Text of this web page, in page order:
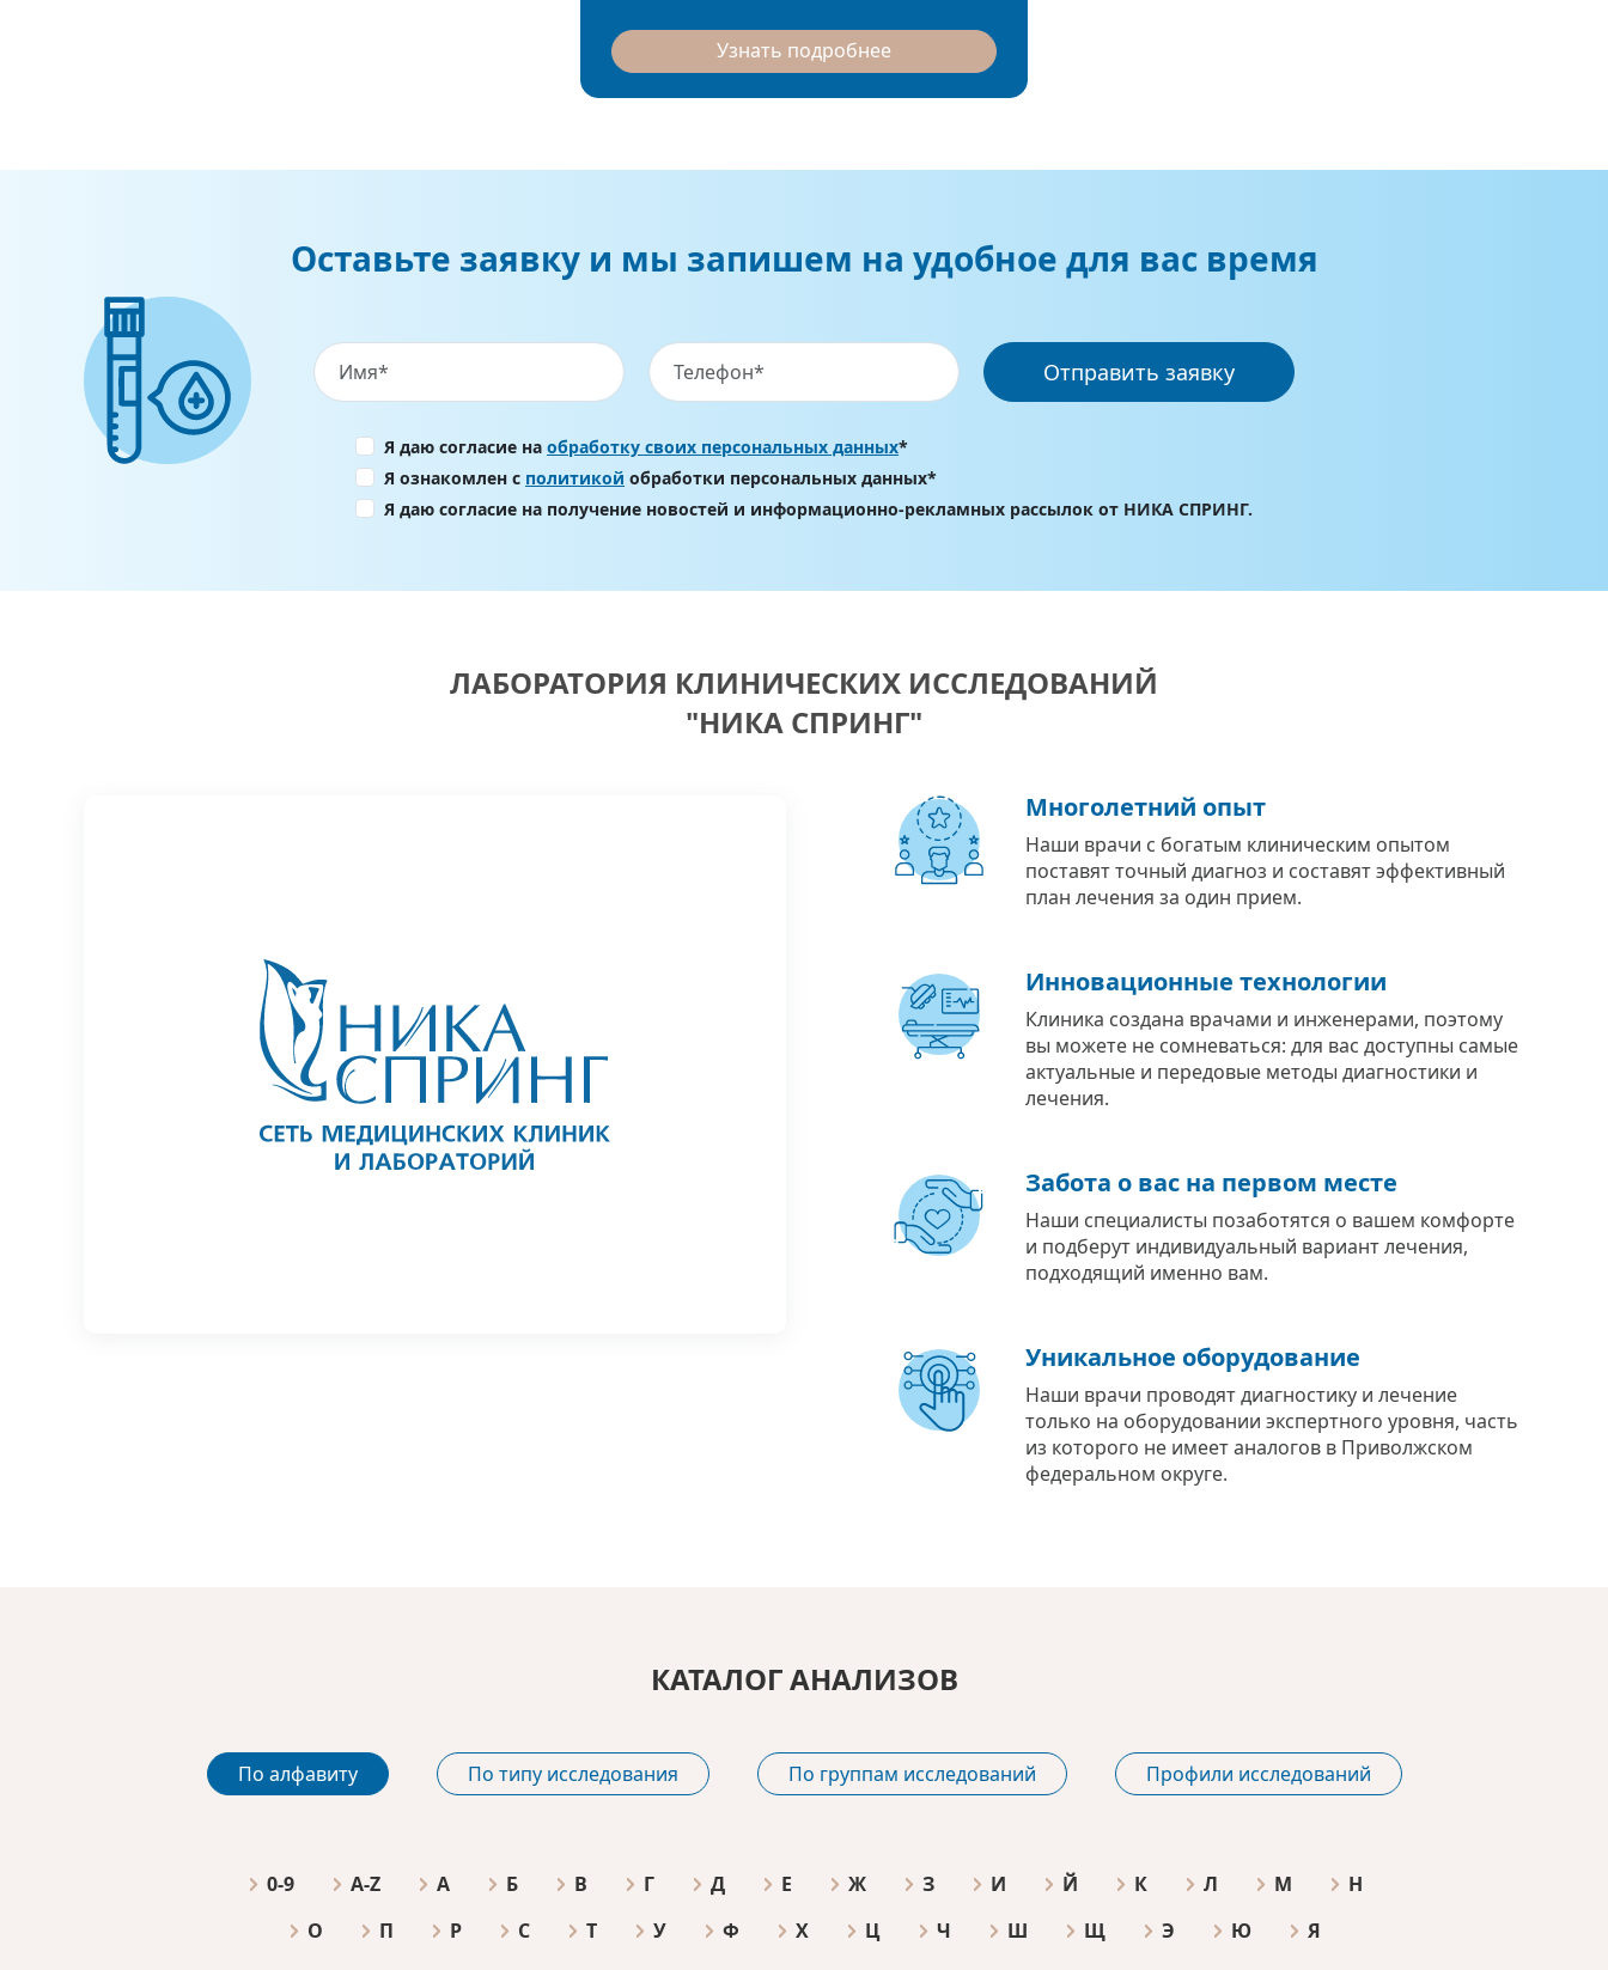
Узнать подробнее
Оставьте заявку и мы запишем на удобное для вас время
Отправить заявку
Я даю согласие на обработку своих персональных данных*
Я ознакомлен с политикой обработки персональных данных*
Я даю согласие на получение новостей и информационно-рекламных рассылок от НИКА СПРИНГ.
ЛАБОРАТОРИЯ КЛИНИЧЕСКИХ ИССЛЕДОВАНИЙ
"НИКА СПРИНГ"
Многолетний опыт
Наши врачи с богатым клиническим опытом
поставят точный диагноз и составят эффективный
план лечения за один прием.
Инновационные технологии
Клиника создана врачами и инженерами, поэтому
вы можете не сомневаться: для вас доступны самые
актуальные и передовые методы диагностики и
лечения.
Забота о вас на первом месте
Наши специалисты позаботятся о вашем комфорте
и подберут индивидуальный вариант лечения,
подходящий именно вам.
Уникальное оборудование
Наши врачи проводят диагностику и лечение
только на оборудовании экспертного уровня, часть
из которого не имеет аналогов в Приволжском
федеральном округе.
КАТАЛОГ АНАЛИЗОВ
По алфавиту По типу исследования По группам исследований Профили исследований
0-9 A-Z А Б В Г Д Е Ж З И Й К Л М
Н
О
П Р С Т У Ф Х Ц Ч Ш Щ Э Ю Я